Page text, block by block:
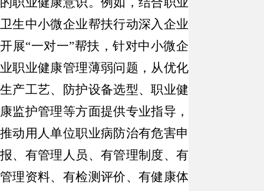
卫生中小微企业帮扶行动深入企业
开展“一对一”帮扶，针对中小微企
业职业健康管理薄弱问题，从优化
生产工艺、防护设备选型、职业健
康监护管理等方面提供专业指导，
推动用人单位职业病防治有危害申
报、有管理人员、有管理制度、有
管理资料、有检测评价、有健康体